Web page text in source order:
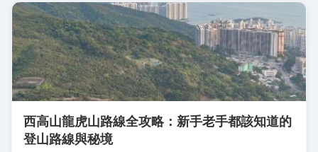
西高山龍虎山路線全攻略：新手老手都該知道的
登山路線與秘境